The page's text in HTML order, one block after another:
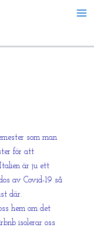
som man
för att
är ju ett
av Covid-19 så
där.
hem om det
isolerar oss